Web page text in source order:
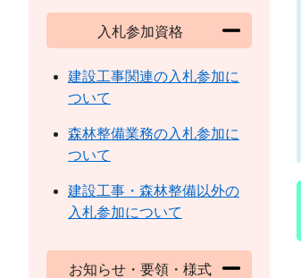
入札参加資格
建設工事関連の入札参加に
ついて
森林整備業務の入札参加に
ついて
建設工事・森林整備以外の
入札参加について
お知らせ・要領・様式